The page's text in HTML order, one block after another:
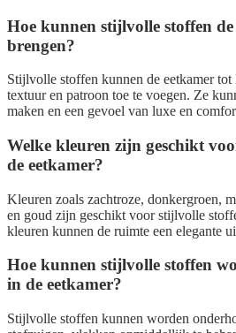
Hoe kunnen stijlvolle stoffen
brengen?
Stijlvolle stoffen kunnen de eetkamer
textuur en patroon toe te voegen. Ze
maken en een gevoel van luxe en
Welke kleuren zijn geschikt
de eetkamer?
Kleuren zoals zachtroze, donkergroen,
en goud zijn geschikt voor stijlvolle
kleuren kunnen de ruimte een elegante
Hoe kunnen stijlvolle stoffen
in de eetkamer?
Stijlvolle stoffen kunnen worden